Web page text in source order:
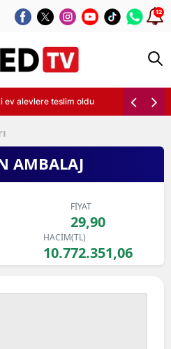
12
ev alevlere teslim oldu
AMBALAJ
FİYAT
29,90
HACİM(TL)
10.772.351,06